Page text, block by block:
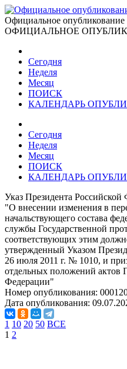
Официальное опубликование
ОФИЦИАЛЬНОЕ
Сегодня
Неделя
Месяц
ПОИСК
КАЛЕНДАРЬ
Сегодня
Неделя
Месяц
ПОИСК
КАЛЕНДАРЬ
Указ Президента
"О внесении изменения в
начальствующего состава
службы Государственной
соответствующих этим
утвержденный Указом
26 июля 2011 г. № 1010, и
отдельных положений актов
Федерации"
Номер опубликования:
Дата опубликования:
1 10 20 50 ВСЕ
1 2